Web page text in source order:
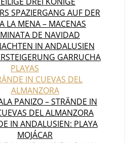
SPAZIERGANG AUF DER
LA MENA – MACENAS
DE NAVIDAD
IN ANDALUSIEN
GARRUCHA
PLAYAS
IN CUEVAS DEL
ALMANZORA
PANIZO – STRÄNDE IN
DEL ALMANZORA
IN ANDALUSIEN: PLAYA
MOJÁCAR